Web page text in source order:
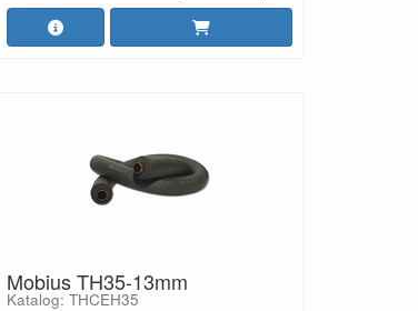
Mobius TH35-13mm
Katalog: THCEH35